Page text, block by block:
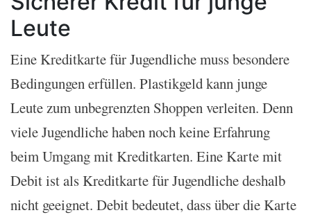
Leute
Eine Kreditkarte für Jugendliche muss besondere
Bedingungen erfüllen. Plastikgeld kann junge
Leute zum unbegrenzten Shoppen verleiten. Denn
viele Jugendliche haben noch keine Erfahrung
beim Umgang mit Kreditkarten. Eine Karte mit
Debit ist als Kreditkarte für Jugendliche deshalb
nicht geeignet. Debit bedeutet, dass über die Karte